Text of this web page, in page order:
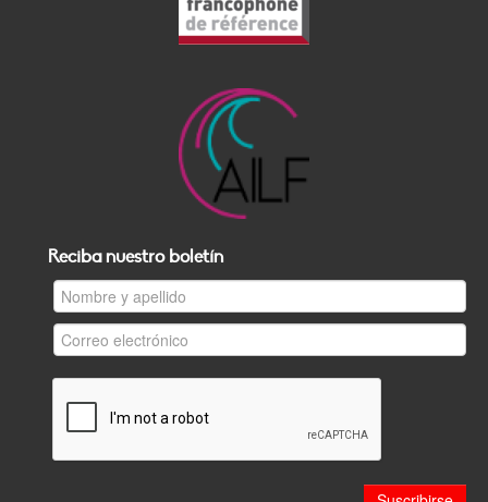
Reciba nuestro boletín